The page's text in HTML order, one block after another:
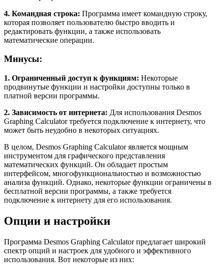
4. Командная строка: Программа имеет командную строку,
которая позволяет пользователю быстро вводить и
редактировать функции, а также использовать
математические операции.
Минусы:
1. Ограниченный доступ к функциям: Некоторые
продвинутые функции и настройки доступны только в
платной версии программы.
2. Зависимость от интернета: Для использования Desmos
Graphing Calculator требуется подключение к интернету, что
может быть неудобно в некоторых ситуациях.
В целом, Desmos Graphing Calculator является мощным
инструментом для графического представления
математических функций. Он обладает простым
интерфейсом, многофункциональностью и возможностью
анализа функций. Однако, некоторые функции ограничены в
бесплатной версии программы, а также требуется
подключение к интернету для его использования.
Опции и настройки
Программа Desmos Graphing Calculator предлагает широкий
спектр опций и настроек для удобного и эффективного
использования. Вот некоторые из них: